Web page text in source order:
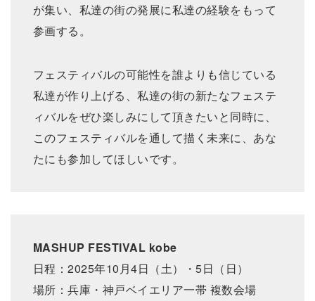
が集い、私達の街の発展に私達の経験をもって
参画する。
フェスティバルの可能性を誰よりも信じている
私達が作り上げる、私達の街の新たなフェステ
ィバルをぜひ楽しみにして頂きたいと同時に、
このフェスティバルを通して描く未来に、あな
たにも参加してほしいです。
MASHUP FESTIVAL kobe
日程：2025年10月4日（土）・5日（日）
場所：兵庫・神戸ベイエリア一帯 複数会場